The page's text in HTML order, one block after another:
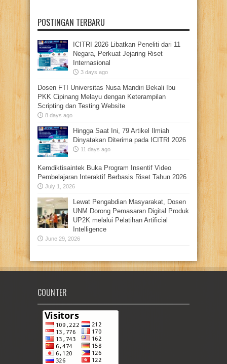
POSTINGAN TERBARU
ICITRI 2026 Libatkan Peneliti dari 11
Negara, Perkuat Jejaring Riset
Internasional
3 days ago
Dosen FTI Universitas Nusa Mandiri Bekali Ibu
PKK Cipinang Melayu dengan Keterampilan
Scripting dan Testing Website
8 days ago
Hingga Saat Ini, 79 Artikel Ilmiah
Dinyatakan Diterima pada ICITRI 2026
11 days ago
Kemdiktisaintek Buka Program Insentif Video
Pembelajaran Interaktif Berbasis Riset Tahun 2026
July 1, 2026
Lewat Pengabdian Masyarakat, Dosen
UNM Dorong Pemasaran Digital Produk
UP2K melalui Pelatihan Artificial
Intelligence
June 29, 2026
COUNTER